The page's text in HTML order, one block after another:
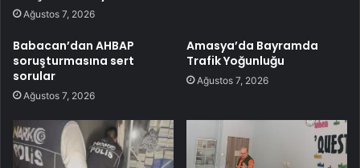
Ağustos 7, 2026
Babacan’dan AHBAP
soruşturmasına sert
sorular
Ağustos 7, 2026
Amasya’da Bayramda
Trafik Yoğunluğu
Ağustos 7, 2026